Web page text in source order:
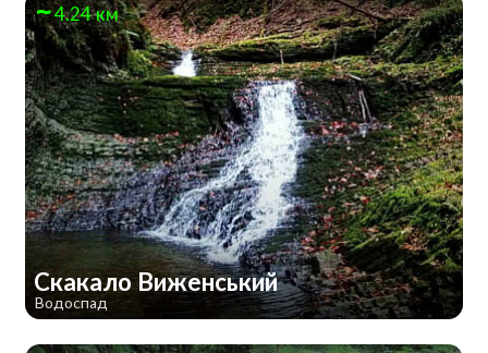
4.24 км
Скакало Виженський
Водоспад